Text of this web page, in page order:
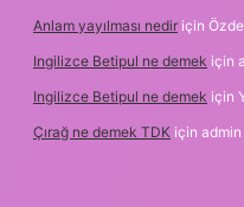
Anlam yayılması nedir için
Ingilizce Betipul ne demek için
Ingilizce Betipul ne demek için
Çırağ ne demek TDK için admin